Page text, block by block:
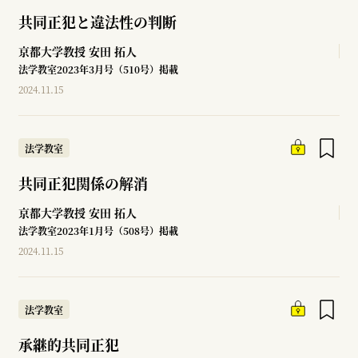
共同正犯と違法性の判断
京都大学教授 安田 拓人
法学教室2023年3月号（510号）掲載
2024.11.15
法学教室
共同正犯関係の解消
京都大学教授 安田 拓人
法学教室2023年1月号（508号）掲載
2024.11.15
法学教室
承継的共同正犯